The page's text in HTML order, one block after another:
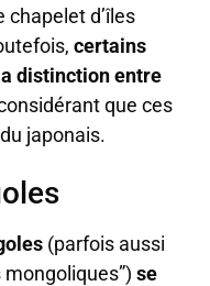
chapelet d’îles
certains
distinction entre
que ces
japonais.
(parfois aussi
se